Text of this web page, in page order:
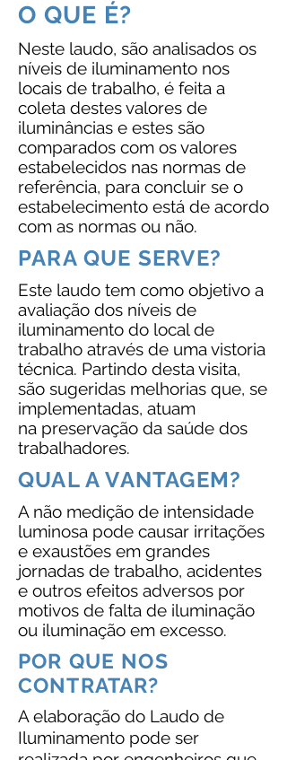
O QUE É?
Neste laudo, são analisados os
níveis de iluminamento nos
locais de trabalho, é feita a
coleta destes valores de
iluminâncias e estes são
comparados com os valores
estabelecidos nas normas de
referência, para concluir se o
estabelecimento está de acordo
com as normas ou não.
PARA QUE SERVE?
Este laudo tem como objetivo a
avaliação dos níveis de
iluminamento do local de
trabalho através de uma vistoria
técnica. Partindo desta visita,
são sugeridas melhorias que, se
implementadas, atuam
na preservação da saúde dos
trabalhadores.
QUAL A VANTAGEM?
A não medição de intensidade
luminosa pode causar irritações
e exaustões em grandes
jornadas de trabalho, acidentes
e outros efeitos adversos por
motivos de falta de iluminação
ou iluminação em excesso.
POR QUE NOS
CONTRATAR?
A elaboração do Laudo de
Iluminamento pode ser